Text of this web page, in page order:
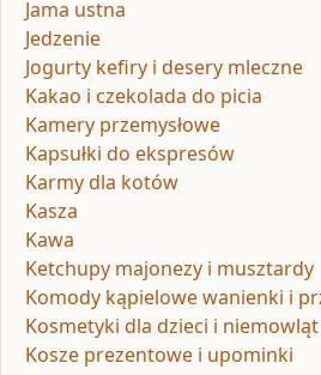
Jama ustna
Jedzenie
Jogurty kefiry i desery mleczne
Kakao i czekolada do picia
Kamery przemysłowe
Kapsułki do ekspresów
Karmy dla kotów
Kasza
Kawa
Ketchupy majonezy i musztardy
Komody kąpielowe wanienki i
Kosmetyki dla dzieci i niemowląt
Kosze prezentowe i upominki